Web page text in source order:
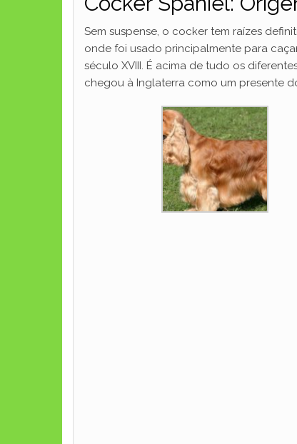
Sem suspense, o cocker tem raízes
onde foi usado principalmente para
século XVIII. É acima de tudo os
chegou à Inglaterra como um presente